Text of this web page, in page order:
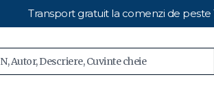
Transport gratuit la comenzi de peste